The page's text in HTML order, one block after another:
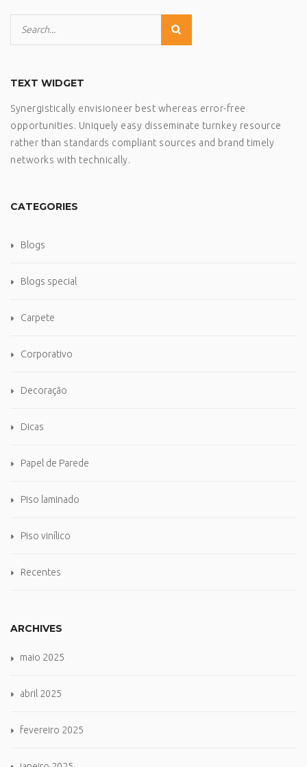
TEXT WIDGET
Synergistically envisioneer best whereas error-free
opportunities. Uniquely easy disseminate turnkey resource
rather than standards compliant sources and brand timely
networks with technically.
CATEGORIES
Blogs
Blogs special
Carpete
Corporativo
Decoração
Dicas
Papel de Parede
Piso laminado
Piso vinílico
Recentes
ARCHIVES
maio 2025
abril 2025
fevereiro 2025